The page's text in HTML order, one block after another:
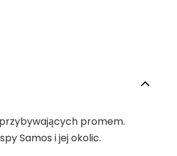
promem.
Samos i jej okolic.